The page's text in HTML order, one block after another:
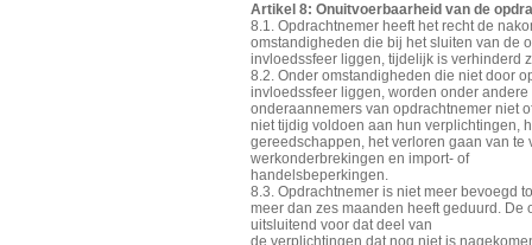
Artikel 8: Onuitvoerbaarheid van de
8.1. Opdrachtnemer heeft het recht de
omstandigheden die bij het sluiten van de
invloedssfeer liggen, tijdelijk is verhinderd
8.2. Onder omstandigheden die niet door
invloedssfeer liggen, worden onder
onderaannemers van opdrachtnemer niet
niet tijdig voldoen aan hun verplichtingen,
gereedschappen, het verloren gaan van
werkonderbrekingen en import- of
handelsbeperkingen.
8.3. Opdrachtnemer is niet meer bevoegd
meer dan zes maanden heeft geduurd.
uitsluitend voor dat deel van